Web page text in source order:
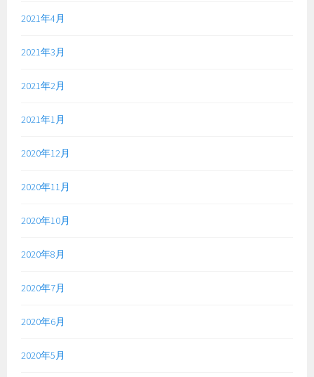
2021年4月
2021年3月
2021年2月
2021年1月
2020年12月
2020年11月
2020年10月
2020年8月
2020年7月
2020年6月
2020年5月